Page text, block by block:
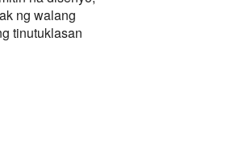
ng walang
tinutuklasan